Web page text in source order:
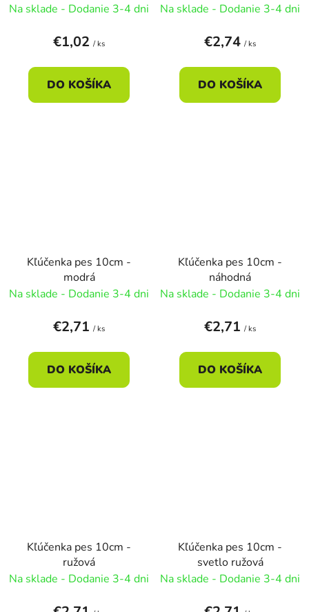
Na sklade - Dodanie 3-4 dni
€1,02 / ks
DO KOŠÍKA
Na sklade - Dodanie 3-4 dni
€2,74 / ks
DO KOŠÍKA
Kľúčenka pes 10cm -
modrá
Na sklade - Dodanie 3-4 dni
€2,71 / ks
DO KOŠÍKA
Kľúčenka pes 10cm -
náhodná
Na sklade - Dodanie 3-4 dni
€2,71 / ks
DO KOŠÍKA
Kľúčenka pes 10cm -
ružová
Na sklade - Dodanie 3-4 dni
Kľúčenka pes 10cm -
svetlo ružová
Na sklade - Dodanie 3-4 dni